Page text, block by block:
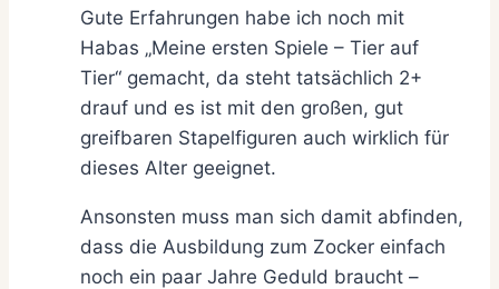
Gute Erfahrungen habe ich noch mit
Habas „Meine ersten Spiele – Tier auf
Tier“ gemacht, da steht tatsächlich 2+
drauf und es ist mit den großen, gut
greifbaren Stapelfiguren auch wirklich für
dieses Alter geeignet.
Ansonsten muss man sich damit abfinden,
dass die Ausbildung zum Zocker einfach
noch ein paar Jahre Geduld braucht –